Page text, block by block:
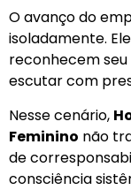
O avanço do
isoladamente.
reconhecem
escutar com
Nesse cenário,
Feminino não
de
consciência